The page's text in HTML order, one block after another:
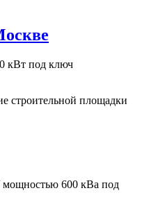
кВт под ключ
строительной площадки
600 кВа под